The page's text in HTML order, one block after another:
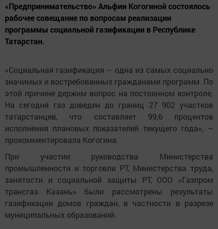
«Предпринимательство» Альфии Когогиной состоялось
рабочее совещание по вопросам реализации
программы социальной газификации в Республике
Татарстан.
«Социальная газификация – одна из самых социально
значимых и востребованных гражданами программ. По
этой причине держим вопрос на постоянном контроле.
На сегодня газ доведен до границ 27 902 участков
татарстанцев, что составляет 99,6 процентов
исполнения плановых показателей текущего года», –
прокомментировала Когогина.
При участии руководства Министерства
промышленности и торговли РТ, Министерства труда,
занятости и социальной защиты РТ, ООО «Газпром
трансгаз Казань» были рассмотрены результаты
газификации домов граждан, в частности в разрезе
муниципальных образований.